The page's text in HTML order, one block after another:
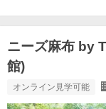
ニーズ麻布 by
館)
オンライン見学可能